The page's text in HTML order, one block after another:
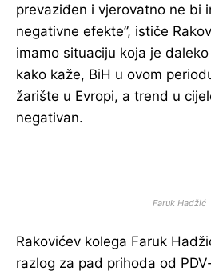
prevaziđen i vjerovatno ne bi
negativne efekte”, ističe
imamo situaciju koja je
kako kaže, BiH u ovom
žarište u Evropi, a trend u
negativan.
Faruk Hadžić
Rakovićev kolega Faruk
razlog za pad prihoda od